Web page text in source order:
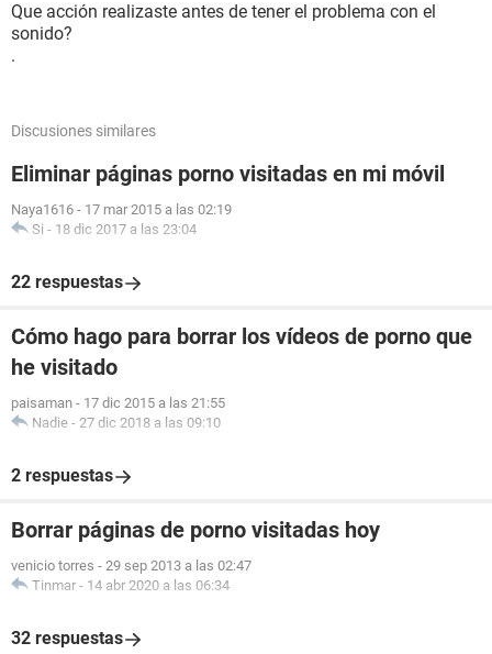
Que acción realizaste antes de tener el problema con el
sonido?
.
Discusiones similares
Eliminar páginas porno visitadas en mi móvil
Naya1616 - 17 mar 2015 a las 02:19
Si - 18 dic 2017 a las 23:04
22 respuestas
Cómo hago para borrar los vídeos de porno que
he visitado
paisaman - 17 dic 2015 a las 21:55
Nadie - 27 dic 2018 a las 09:10
2 respuestas
Borrar páginas de porno visitadas hoy
venicio torres - 29 sep 2013 a las 02:47
Tinmar - 14 abr 2020 a las 06:34
32 respuestas